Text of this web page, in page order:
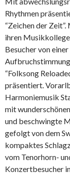
Rhythmen
“Zeichen der
ihren
Besucher von
“Folksong
präsentiert.
Harmoniemusik
mit
und beschwingte
gefolgt von dem
kompaktes
vom Tenorhorn-
Konzertbesucher